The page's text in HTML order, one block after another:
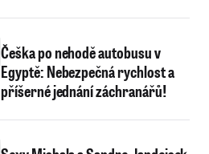
Češka po nehodě autobusu v
Egyptě: Nebezpečná rychlost a
příšerné jednání záchranářů!